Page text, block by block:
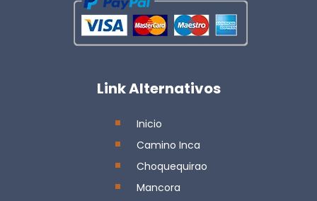
Link Alternativos
Inicio
Camino Inca
Choquequirao
Mancora